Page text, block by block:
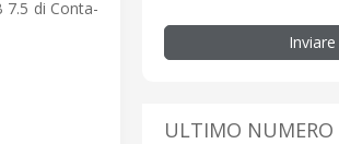
7.5 di Conta-
Inviare
ULTIMO NUMERO